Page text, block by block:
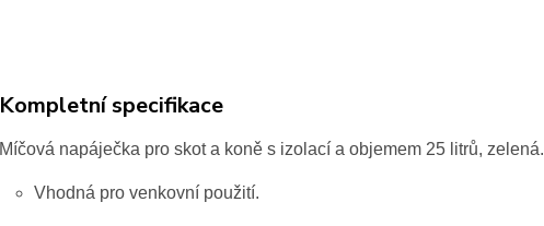
Kompletní specifikace
Míčová napáječka pro skot a koně s izolací a objemem 25 litrů, zelená.
Vhodná pro venkovní použití.